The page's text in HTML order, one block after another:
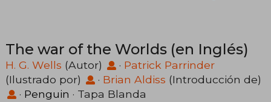
The war of the Worlds (en Inglés)
H. G. Wells (Autor) · Patrick Parrinder
(Ilustrado por)
· Brian Aldiss (Introducción de)
· Penguin · Tapa Blanda